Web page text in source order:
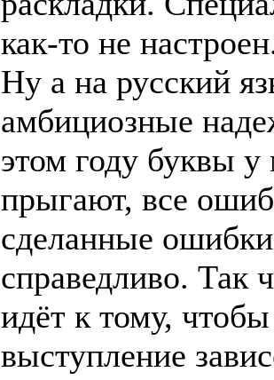
как-то не
Ну а на русский
амбициозные
этом году буквы
прыгают, все
сделанные
справедливо. Так
идёт к тому,
выступление